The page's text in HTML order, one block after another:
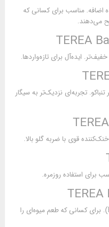
اضافه. مناسب برای کسانی که
می‌دهند.
ایده‌آل برای تازه‌واردها.
تجربه‌ای نزدیک‌تر به سیگار
قوی با ضربه گلو بالا.
برای استفاده روزمره.
ترکیب منتول و رایحه تمشک (Berry). برای کسانی که طعم میوه‌ای را